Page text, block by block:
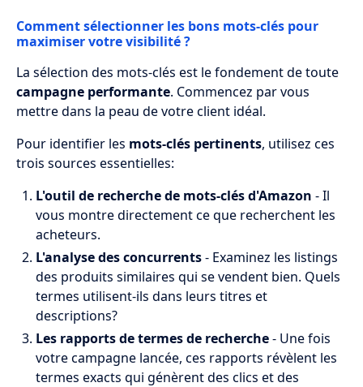
Comment sélectionner les bons mots-clés pour
maximiser votre visibilité ?
La sélection des mots-clés est le fondement de toute
campagne performante. Commencez par vous
mettre dans la peau de votre client idéal.
Pour identifier les mots-clés pertinents, utilisez ces
trois sources essentielles:
L'outil de recherche de mots-clés d'Amazon - Il
vous montre directement ce que recherchent les
acheteurs.
L'analyse des concurrents- Examinez les listings
des produits similaires qui se vendent bien. Quels
termes utilisent-ils dans leurs titres et
descriptions?
Les rapports de termes de recherche- Une fois
votre campagne lancée, ces rapports révèlent les
termes exacts qui génèrent des clics et des